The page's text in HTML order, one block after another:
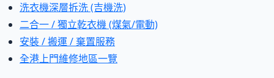
洗衣機深層拆洗 (吉機洗)
二合一 / 獨立乾衣機 (煤氣/電動)
安裝 / 搬運 / 棄置服務
全港上門維修地區一覽